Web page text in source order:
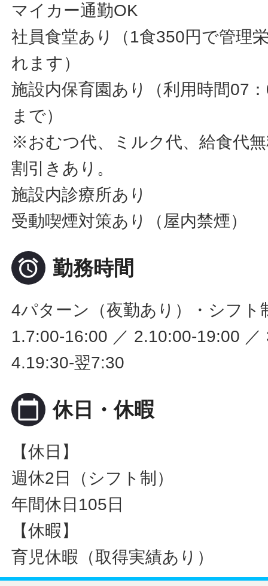
マイカー通勤OK
社員食堂あり（1食350円で管理
れます）
施設内保育園あり（利用時間07
まで）
※おむつ代、ミルク代、給食代
割引きあり。
施設内診療所あり
受動喫煙対策あり（屋内禁煙）
 勤務時間
4パターン（夜勤あり）・シフト
1.7:00-16:00 ／ 2.10:00-19:00
4.19:30-翌7:30
calendar_today 休日・休暇
【休日】
週休2日（シフト制）
年間休日105日
【休暇】
育児休暇（取得実績あり）